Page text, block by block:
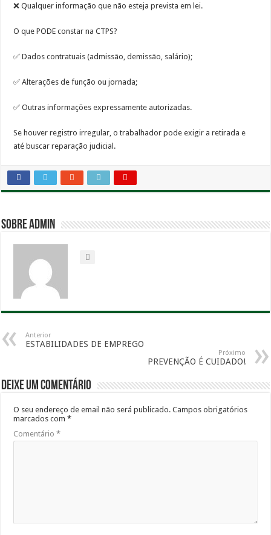
❌ Qualquer informação que não esteja prevista em lei.
O que PODE constar na CTPS?
✅ Dados contratuais (admissão, demissão, salário);
✅ Alterações de função ou jornada;
✅ Outras informações expressamente autorizadas.
Se houver registro irregular, o trabalhador pode exigir a retirada e
até buscar reparação judicial.
Sobre admin
Anterior
ESTABILIDADES DE EMPREGO
Próximo
PREVENÇÃO É CUIDADO!
Deixe um comentário
O seu endereço de email não será publicado. Campos obrigatórios
marcados com*
Comentário*